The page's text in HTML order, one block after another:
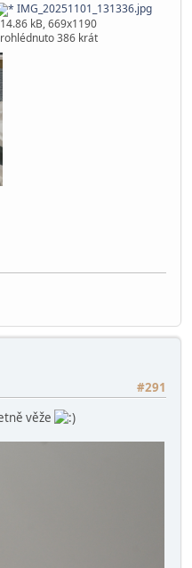
IMG_20251101_131336.jpg
kB, 669x1190
386 krát
#291
věže